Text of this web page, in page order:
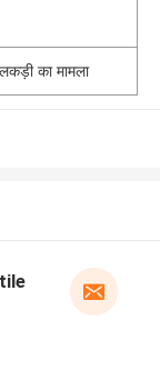
का मामला